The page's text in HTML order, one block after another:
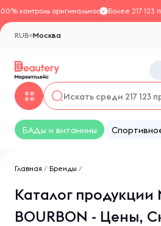
контроль оригинальностиБолее 217 123
Москва
RUB
БАДы и витамины
Главная / Бренды /
Каталог продукции
BOURBON - Цены,